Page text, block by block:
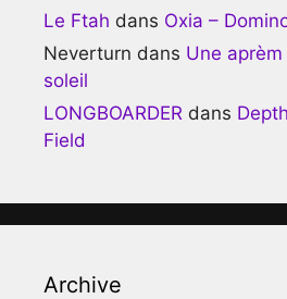
Le Ftah dans Oxia –
Neverturn dans Une aprèm
soleil
LONGBOARDER dans
Field
Archive